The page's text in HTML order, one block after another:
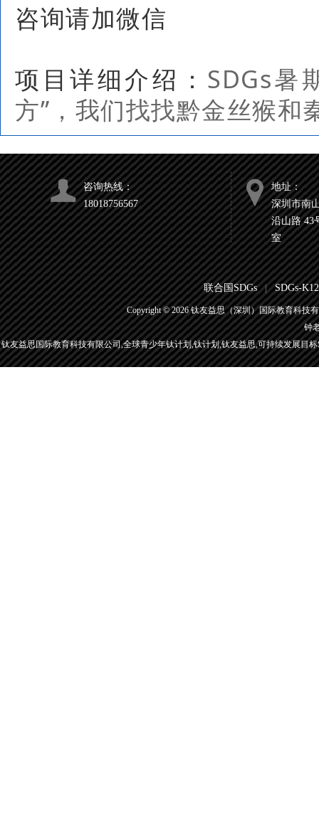
咨询请加微信
项目详细介绍： SDGs暑
方”，我们找找黔金丝猴和
咨询热线：
18018756567
地址：
深圳市南
沿山路 43
室
联合国SDGs | SDGs-
Copyright ©2026钛友益思（深圳）国际教育科技
钟
钛友益思国际教育科技有限公司,全球青少年钛计划,钛计划,钛友益思,可持续发展目